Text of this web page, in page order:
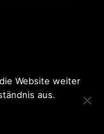
Website weiter
aus.